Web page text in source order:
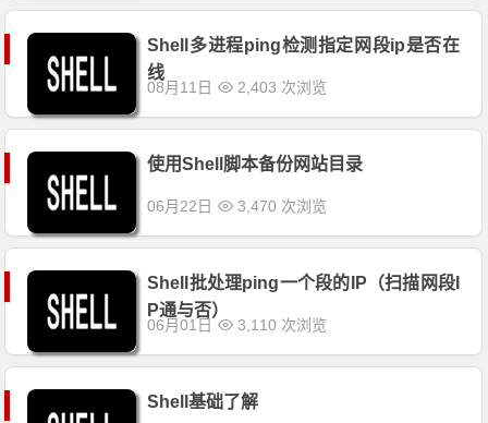
Shell多进程ping检测指定网段ip是否在
线
08月11日 2,403 次浏览
使用Shell脚本备份网站目录
06月22日 3,470 次浏览
Shell批处理ping一个段的IP（扫描网段I
P通与否）
06月01日 3,110 次浏览
Shell基础了解